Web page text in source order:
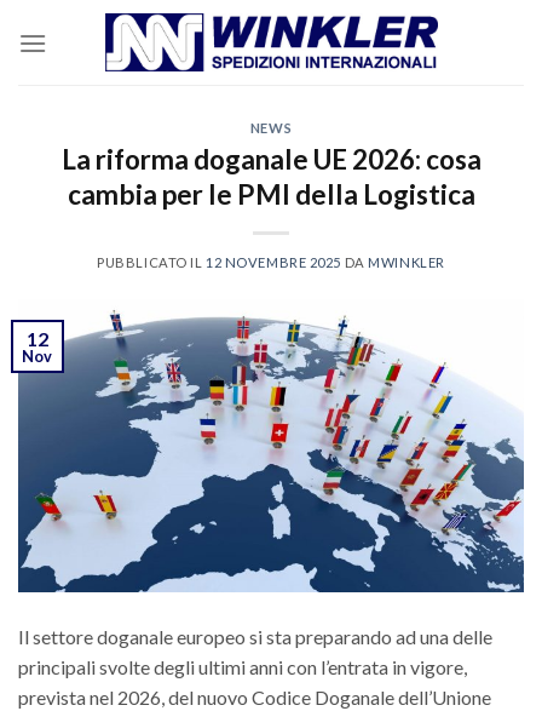
NEWS
La riforma doganale UE 2026: cosa
cambia per le PMI della Logistica
PUBBLICATO IL 12 NOVEMBRE 2025 DA MWINKLER
12
Nov
Il settore doganale europeo si sta preparando ad una delle
principali svolte degli ultimi anni con l’entrata in vigore,
prevista nel 2026, del nuovo Codice Doganale dell’Unione